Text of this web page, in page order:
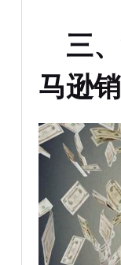
三
马逊